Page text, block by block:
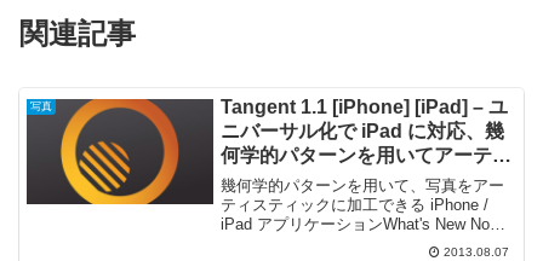
関連記事
写真
Tangent 1.1 [iPhone] [iPad] – ユ
ニバーサル化で iPad に対応、幾
何学的パターンを用いてアーティ
スティックな世界を作り出せる
幾何学的パターンを用いて、写真をアー
ティスティックに加工できる iPhone /
iPad アプリケーションWhat's New Now
available for iPad! New Inspirations2013.08.07